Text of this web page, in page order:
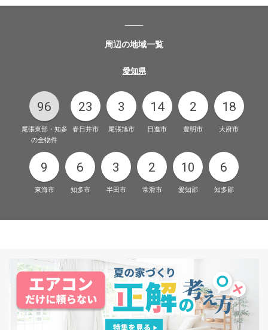
周辺の地域一覧
愛知県
96
尾張東部・知多
の全物件
23
春日井市
3
尾張旭市
14
日進市
2
豊明市
18
大府市
9
東海市
6
知多市
3
半田市
2
常滑市
10
愛知郡
6
知多郡